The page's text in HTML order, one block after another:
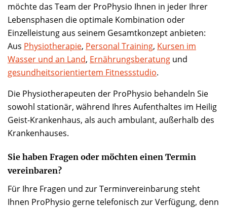
möchte das Team der ProPhysio Ihnen in jeder Ihrer
Lebensphasen die optimale Kombination oder
Einzelleistung aus seinem Gesamtkonzept anbieten:
Aus Physiotherapie, Personal Training, Kursen im
Wasser und an Land, Ernährungsberatung und
gesundheitsorientiertem Fitnessstudio.
Die Physiotherapeuten der ProPhysio behandeln Sie
sowohl stationär, während Ihres Aufenthaltes im Heilig
Geist-Krankenhaus, als auch ambulant, außerhalb des
Krankenhauses.
Sie haben Fragen oder möchten einen Termin
vereinbaren?
Für Ihre Fragen und zur Terminvereinbarung steht
Ihnen ProPhysio gerne telefonisch zur Verfügung, denn